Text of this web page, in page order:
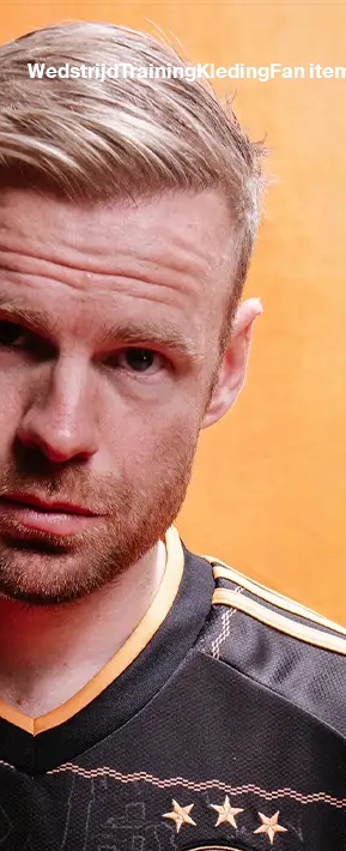
WedstrijdTrainingKledingFan